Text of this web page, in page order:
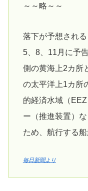
～～略～～
落下が予想され
5、8、11月に予
側の黄海上2カ所
の太平洋上1カ所
的経済水域（
ー（推進装置）
ため、航行する
毎日新聞より